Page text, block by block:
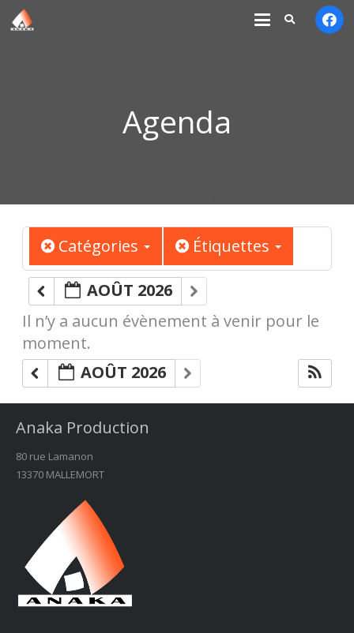
Agenda
Catégories Étiquettes
AOÛT 2026
Il n’y a aucun évènement à venir pour le
moment.
AOÛT 2026
Anaka Production
80 rue Lamanon
13370 MALLEMORT